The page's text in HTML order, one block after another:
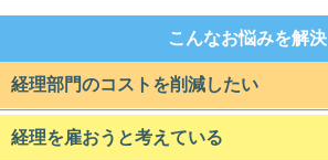
こんなお悩みを解決
経理部門のコストを削減したい
経理を雇おうと考えている